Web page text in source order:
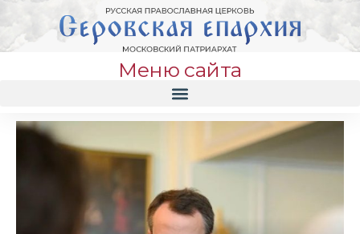
Меню сайта